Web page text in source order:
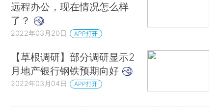
远程办公，现在情况怎么样
了？
2022年03月20日 APP打开
【草根调研】部分调研显示2
月地产银行钢铁预期向好
2022年03月04日 APP打开